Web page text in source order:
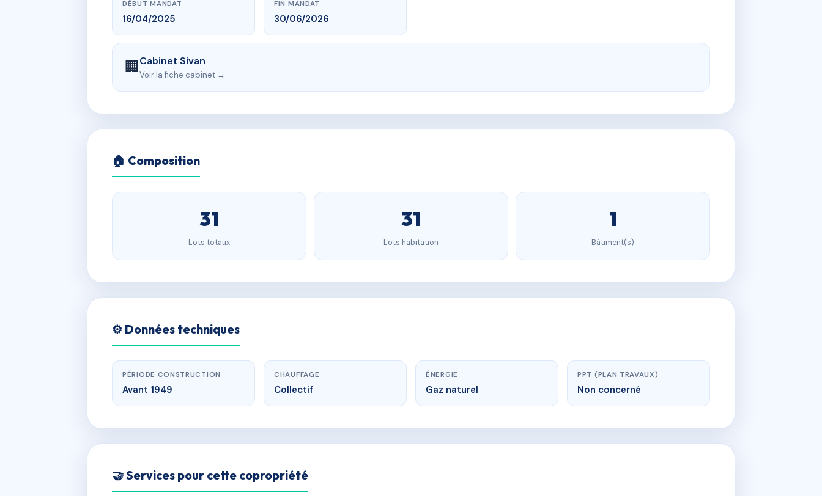
DÉBUT MANDAT
16/04/2025
FIN MANDAT
30/06/2026
🏢Cabinet Sivan
Voir la fiche cabinet →
🏠 Composition
31
Lots totaux
31
Lots habitation
1
Bâtiment(s)
⚙️ Données techniques
PÉRIODE CONSTRUCTION
Avant 1949
CHAUFFAGE
Collectif
ÉNERGIE
Gaz naturel
PPT (PLAN TRAVAUX)
Non concerné
🤝 Services pour cette copropriété